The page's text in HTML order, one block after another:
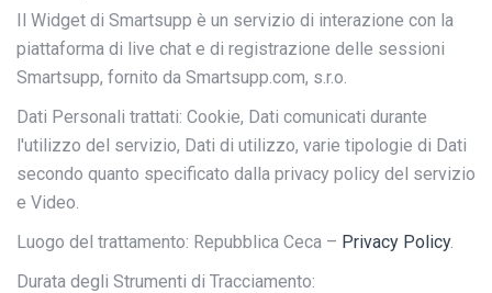
Il Widget di Smartsupp è un servizio di interazione con la
piattaforma di live chat e di registrazione delle sessioni
Smartsupp, fornito da Smartsupp.com, s.r.o.
Dati Personali trattati: Cookie, Dati comunicati durante
l'utilizzo del servizio, Dati di utilizzo, varie tipologie di Dati
secondo quanto specificato dalla privacy policy del servizio
e Video.
Luogo del trattamento: Repubblica Ceca – Privacy Policy.
Durata degli Strumenti di Tracciamento: